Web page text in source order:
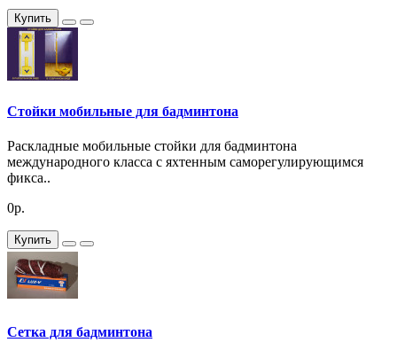
Купить
Стойки мобильные для бадминтона
Раскладные мобильные стойки для бадминтона
международного класса с яхтенным саморегулирующимся
фикса..
0р.
Купить
Сетка для бадминтона